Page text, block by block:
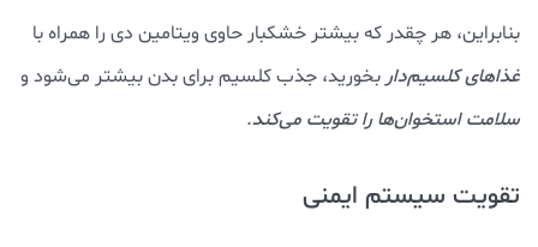
بنابراین، هر چقدر که بیشتر خشکبار حاوی ویتامین دی را همراه با
غذاهای کلسیم‌دار بخورید، جذب کلسیم برای بدن بیشتر می‌شود و
سلامت استخوان‌ها را تقویت می‌کند.
تقویت سیستم ایمنی